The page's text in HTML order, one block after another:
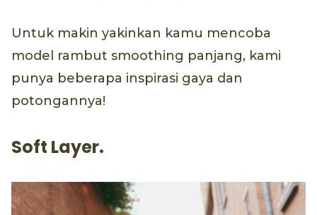
Untuk makin yakinkan kamu mencoba
model rambut smoothing panjang, kami
punya beberapa inspirasi gaya dan
potongannya!
Soft Layer.